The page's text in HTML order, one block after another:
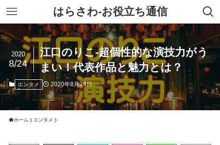
はらさわ-お役立ち通信
江口のりこ-超個性的な演技力がう
まい！代表作品と魅力とは？
2020
8/24
エンタメ 2020年8月24日
ホーム エンタメ